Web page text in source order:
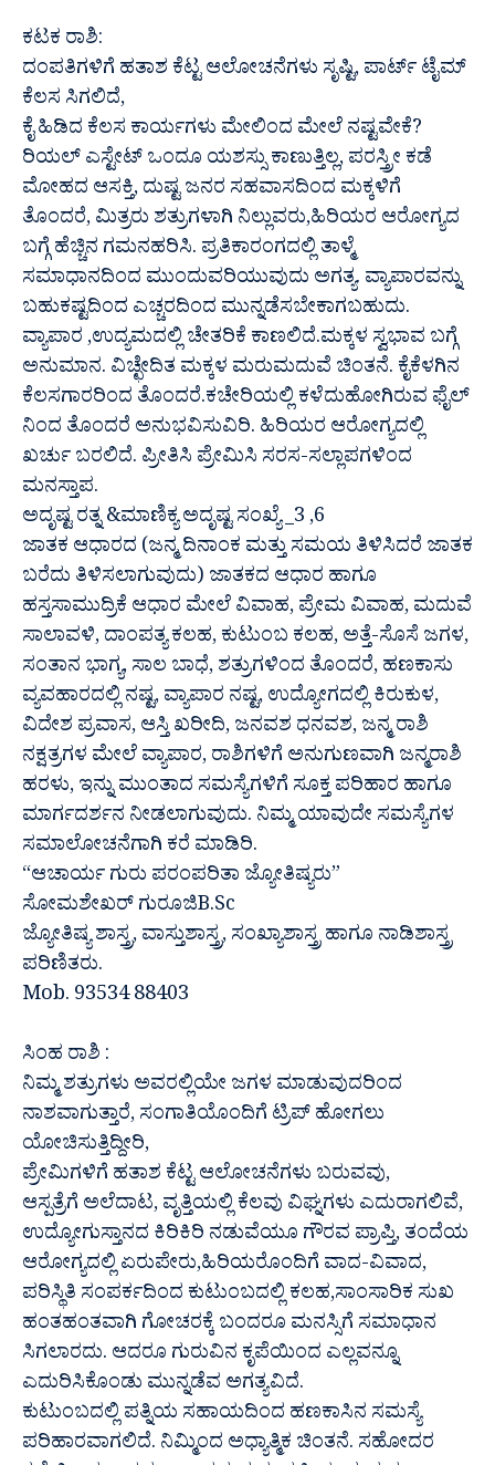
ಕಟಕ ರಾಶಿ:
ದಂಪತಿಗಳಿಗೆ ಹತಾಶ ಕೆಟ್ಟ ಆಲೋಚನೆಗಳು ಸೃಷ್ಟಿ, ಪಾರ್ಟ್ ಟೈಮ್
ಕೆಲಸ ಸಿಗಲಿದೆ,
ಕೈ ಹಿಡಿದ ಕೆಲಸ ಕಾರ್ಯಗಳು ಮೇಲಿಂದ ಮೇಲೆ ನಷ್ಟವೇಕೆ?
ರಿಯಲ್ ಎಸ್ಟೇಟ್ ಒಂದೂ ಯಶಸ್ಸು ಕಾಣುತ್ತಿಲ್ಲ, ಪರಸ್ತ್ರೀ ಕಡೆ
ಮೋಹದ ಆಸಕ್ತಿ, ದುಷ್ಟ ಜನರ ಸಹವಾಸದಿಂದ ಮಕ್ಕಳಿಗೆ
ತೊಂದರೆ, ಮಿತ್ರರು ಶತ್ರುಗಳಾಗಿ ನಿಲ್ಲುವರು,ಹಿರಿಯರ ಆರೋಗ್ಯದ
ಬಗ್ಗೆ ಹೆಚ್ಚಿನ ಗಮನಹರಿಸಿ. ಪ್ರತಿಕಾರಂಗದಲ್ಲಿ ತಾಳ್ಮೆ
ಸಮಾಧಾನದಿಂದ ಮುಂದುವರಿಯುವುದು ಅಗತ್ಯ. ವ್ಯಾಪಾರವನ್ನು
ಬಹುಕಷ್ಟದಿಂದ ಎಚ್ಚರದಿಂದ ಮುನ್ನಡೆಸಬೇಕಾಗಬಹುದು.
ವ್ಯಾಪಾರ ,ಉದ್ಯಮದಲ್ಲಿ ಚೇತರಿಕೆ ಕಾಣಲಿದೆ.ಮಕ್ಕಳ ಸ್ವಭಾವ ಬಗ್ಗೆ
ಅನುಮಾನ. ವಿಚ್ಛೇದಿತ ಮಕ್ಕಳ ಮರುಮದುವೆ ಚಿಂತನೆ. ಕೈಕೆಳಗಿನ
ಕೆಲಸಗಾರರಿಂದ ತೊಂದರೆ.ಕಚೇರಿಯಲ್ಲಿ ಕಳೆದುಹೋಗಿರುವ ಫೈಲ್
ನಿಂದ ತೊಂದರೆ ಅನುಭವಿಸುವಿರಿ. ಹಿರಿಯರ ಆರೋಗ್ಯದಲ್ಲಿ
ಖರ್ಚು ಬರಲಿದೆ. ಪ್ರೀತಿಸಿ ಪ್ರೇಮಿಸಿ ಸರಸ-ಸಲ್ಲಾಪಗಳಿಂದ
ಮನಸ್ತಾಪ.
ಅದೃಷ್ಟ ರತ್ನ &ಮಾಣಿಕ್ಯ ಅದೃಷ್ಟ ಸಂಖ್ಯೆ _3 ,6
ಜಾತಕ ಆಧಾರದ (ಜನ್ಮ ದಿನಾಂಕ ಮತ್ತು ಸಮಯ ತಿಳಿಸಿದರೆ ಜಾತಕ
ಬರೆದು ತಿಳಿಸಲಾಗುವುದು) ಜಾತಕದ ಆಧಾರ ಹಾಗೂ
ಹಸ್ತಸಾಮುದ್ರಿಕೆ ಆಧಾರ ಮೇಲೆ ವಿವಾಹ, ಪ್ರೇಮ ವಿವಾಹ, ಮದುವೆ
ಸಾಲಾವಳಿ, ದಾಂಪತ್ಯ ಕಲಹ, ಕುಟುಂಬ ಕಲಹ, ಅತ್ತೆ-ಸೊಸೆ ಜಗಳ,
ಸಂತಾನ ಭಾಗ್ಯ, ಸಾಲ ಬಾಧೆ, ಶತ್ರುಗಳಿಂದ ತೊಂದರೆ, ಹಣಕಾಸು
ವ್ಯವಹಾರದಲ್ಲಿ ನಷ್ಟ, ವ್ಯಾಪಾರ ನಷ್ಟ, ಉದ್ಯೋಗದಲ್ಲಿ ಕಿರುಕುಳ,
ವಿದೇಶ ಪ್ರವಾಸ, ಆಸ್ತಿ ಖರೀದಿ, ಜನವಶ ಧನವಶ, ಜನ್ಮ ರಾಶಿ
ನಕ್ಷತ್ರಗಳ ಮೇಲೆ ವ್ಯಾಪಾರ, ರಾಶಿಗಳಿಗೆ ಅನುಗುಣವಾಗಿ ಜನ್ಮರಾಶಿ
ಹರಳು, ಇನ್ನು ಮುಂತಾದ ಸಮಸ್ಯೆಗಳಿಗೆ ಸೂಕ್ತ ಪರಿಹಾರ ಹಾಗೂ
ಮಾರ್ಗದರ್ಶನ ನೀಡಲಾಗುವುದು. ನಿಮ್ಮ ಯಾವುದೇ ಸಮಸ್ಯೆಗಳ
ಸಮಾಲೋಚನೆಗಾಗಿ ಕರೆ ಮಾಡಿರಿ.
“ಆಚಾರ್ಯ ಗುರು ಪರಂಪರಿತಾ ಜ್ಯೋತಿಷ್ಯರು”
ಸೋಮಶೇಖರ್ ಗುರೂಜಿB.Sc
ಜ್ಯೋತಿಷ್ಯ ಶಾಸ್ತ್ರ, ವಾಸ್ತುಶಾಸ್ತ್ರ, ಸಂಖ್ಯಾಶಾಸ್ತ್ರ ಹಾಗೂ ನಾಡಿಶಾಸ್ತ್ರ
ಪರಿಣಿತರು.
Mob. 93534 88403
ಸಿಂಹ ರಾಶಿ :
ನಿಮ್ಮ ಶತ್ರುಗಳು ಅವರಲ್ಲಿಯೇ ಜಗಳ ಮಾಡುವುದರಿಂದ
ನಾಶವಾಗುತ್ತಾರೆ, ಸಂಗಾತಿಯೊಂದಿಗೆ ಟ್ರಿಪ್ ಹೋಗಲು
ಯೋಚಿಸುತ್ತಿದ್ದೀರಿ,
ಪ್ರೇಮಿಗಳಿಗೆ ಹತಾಶ ಕೆಟ್ಟ ಆಲೋಚನೆಗಳು ಬರುವವು,
ಆಸ್ಪತ್ರೆಗೆ ಅಲೆದಾಟ, ವೃತ್ತಿಯಲ್ಲಿ ಕೆಲವು ವಿಘ್ನಗಳು ಎದುರಾಗಲಿವೆ,
ಉದ್ಯೋಗುಸ್ತಾನದ ಕಿರಿಕಿರಿ ನಡುವೆಯೂ ಗೌರವ ಪ್ರಾಪ್ತಿ, ತಂದೆಯ
ಆರೋಗ್ಯದಲ್ಲಿ ಏರುಪೇರು,ಹಿರಿಯರೊಂದಿಗೆ ವಾದ-ವಿವಾದ,
ಪರಿಸ್ಥಿತಿ ಸಂಪರ್ಕದಿಂದ ಕುಟುಂಬದಲ್ಲಿ ಕಲಹ,ಸಾಂಸಾರಿಕ ಸುಖ
ಹಂತಹಂತವಾಗಿ ಗೋಚರಕ್ಕೆ ಬಂದರೂ ಮನಸ್ಸಿಗೆ ಸಮಾಧಾನ
ಸಿಗಲಾರದು. ಆದರೂ ಗುರುವಿನ ಕೃಪೆಯಿಂದ ಎಲ್ಲವನ್ನೂ
ಎದುರಿಸಿಕೊಂಡು ಮುನ್ನಡೆವ ಅಗತ್ಯವಿದೆ.
ಕುಟುಂಬದಲ್ಲಿ ಪತ್ನಿಯ ಸಹಾಯದಿಂದ ಹಣಕಾಸಿನ ಸಮಸ್ಯೆ
ಪರಿಹಾರವಾಗಲಿದೆ. ನಿಮ್ಮಿಂದ ಅಧ್ಯಾತ್ಮಿಕ ಚಿಂತನೆ. ಸಹೋದರ